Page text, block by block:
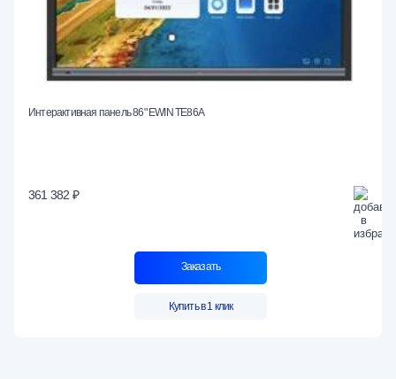
Интерактивная панель 86" EWIN TE86A
361 382 ₽
Заказать
Купить в 1 клик